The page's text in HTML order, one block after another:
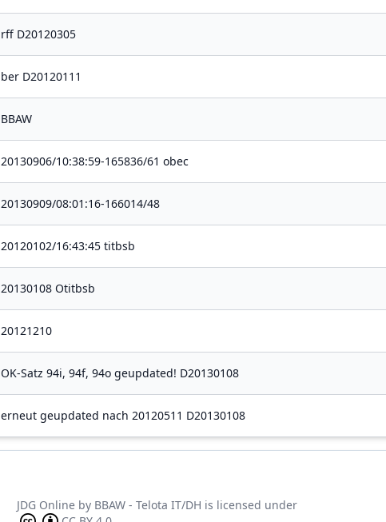
rff D20120305
ber D20120111
BBAW
20130906/10:38:59-165836/61 obec
20130909/08:01:16-166014/48
20120102/16:43:45 titbsb
20130108 Otitbsb
20121210
OK-Satz 94i, 94f, 94o geupdated! D20130108
erneut geupdated nach 20120511 D20130108
JDG Onlineby BBAW - Telota IT/DH is licensed under